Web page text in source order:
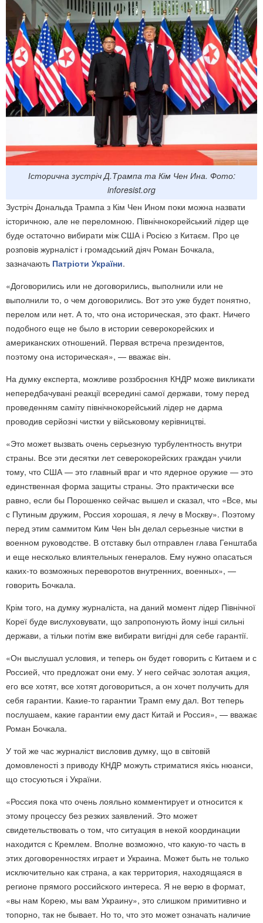
Історична зустріч Д.Трампа та Кім Чен Ина. Фото:
inforesist.org
Зустріч Дональда Трампа з Кім Чен Ином поки можна назвати
історичною, але не переломною. Північнокорейський лідер ще
буде остаточно вибирати між США і Росією з Китаєм. Про це
розповів журналіст і громадський діяч Роман Бочкала,
зазначають Патріоти України.
«Договорились или не договорились, выполнили или не
выполнили то, о чем договорились. Вот это уже будет понятно,
перелом или нет. А то, что она историческая, это факт. Ничего
подобного еще не было в истории северокорейских и
американских отношений. Первая встреча президентов,
поэтому она историческая», — вважає він.
На думку експерта, можливе роззброєння КНДР може викликати
непередбачувані реакції всередині самої держави, тому перед
проведенням саміту північнокорейський лідер не дарма
проводив серйозні чистки у військовому керівництві.
«Это может вызвать очень серьезную турбулентность внутри
страны. Все эти десятки лет северокорейских граждан учили
тому, что США — это главный враг и что ядерное оружие — это
единственная форма защиты страны. Это практически все
равно, если бы Порошенко сейчас вышел и сказал, что «Все, мы
с Путиным дружим, Россия хорошая, я лечу в Москву». Поэтому
перед этим саммитом Ким Чен Ын делал серьезные чистки в
военном руководстве. В отставку был отправлен глава Генштаба
и еще несколько влиятельных генералов. Ему нужно опасаться
каких-то возможных переворотов внутренних, военных», —
говорить Бочкала.
Крім того, на думку журналіста, на даний момент лідер Північної
Кореї буде вислуховувати, що запропонують йому інші сильні
держави, а тільки потім вже вибирати вигідні для себе гарантії.
«Он выслушал условия, и теперь он будет говорить с Китаем и с
Россией, что предложат они ему. У него сейчас золотая акция,
его все хотят, все хотят договориться, а он хочет получить для
себя гарантии. Какие-то гарантии Трамп ему дал. Вот теперь
послушаем, какие гарантии ему даст Китай и Россия», — вважає
Роман Бочкала.
У той же час журналіст висловив думку, що в світовій
домовленості з приводу КНДР можуть стриматися якісь нюанси,
що стосуються і України.
«Россия пока что очень лояльно комментирует и относится к
этому процессу без резких заявлений. Это может
свидетельствовать о том, что ситуация в некой координации
находится с Кремлем. Вполне возможно, что какую-то часть в
этих договоренностях играет и Украина. Может быть не только
исключительно как страна, а как территория, находящаяся в
регионе прямого российского интереса. Я не верю в формат,
«вы нам Корею, мы вам Украину», это слишком примитивно и
топорно, так не бывает. Но то, что это может означать наличие